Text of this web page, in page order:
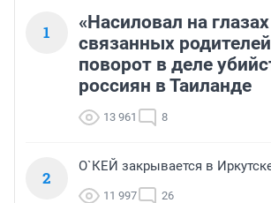
1
«Насиловал на
связанных
поворот в деле
россиян в Таиланде
13 961 8
2
О`КЕЙ закрывается в
11 997 26